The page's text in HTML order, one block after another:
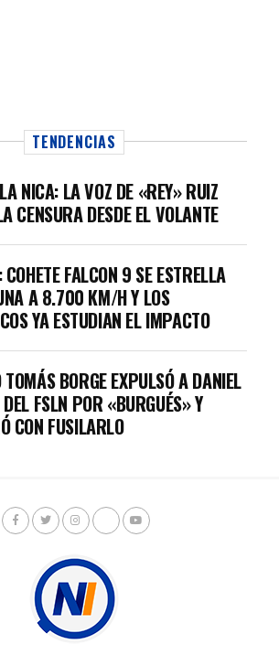
TENDENCIAS
NICA: LA VOZ DE «REY» RUIZ
CENSURA DESDE EL VOLANTE
COHETE FALCON 9 SE ESTRELLA
A 8.700 KM/H Y LOS
YA ESTUDIAN EL IMPACTO
TOMÁS BORGE EXPULSÓ A DANIEL
FSLN POR «BURGUÉS» Y
CON FUSILARLO